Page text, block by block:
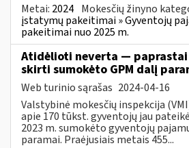
Metai: 2024 Mokesčių žinyno
įstatymų pakeitimai » Gyventojų
pakeitimai nuo 2025 m.
Atidėlioti neverta — paprastai
skirti sumokėto GPM dalį
Web turinio sąrašas 2024-04-16
Valstybinė mokesčių inspekcija
apie 170 tūkst. gyventojų jau
2023 m. sumokėto gyventojų
paramai. Praėjusiais metais 455...